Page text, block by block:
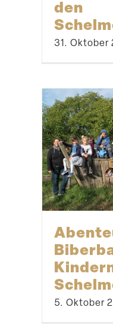
+
16. August
Unser
der